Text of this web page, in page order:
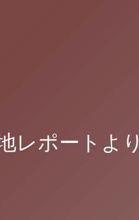
レポートより